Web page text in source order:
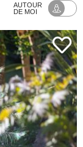
AUTOUR
DE MOI